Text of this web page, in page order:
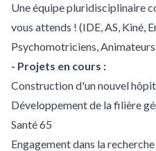
Une équipe pluridisciplinaire
vous attends ! (IDE, AS, Kiné,
Psychomotriciens,
- Projets en cours :
Construction d'un nouvel
Développement de la filière
Santé 65
Engagement dans la